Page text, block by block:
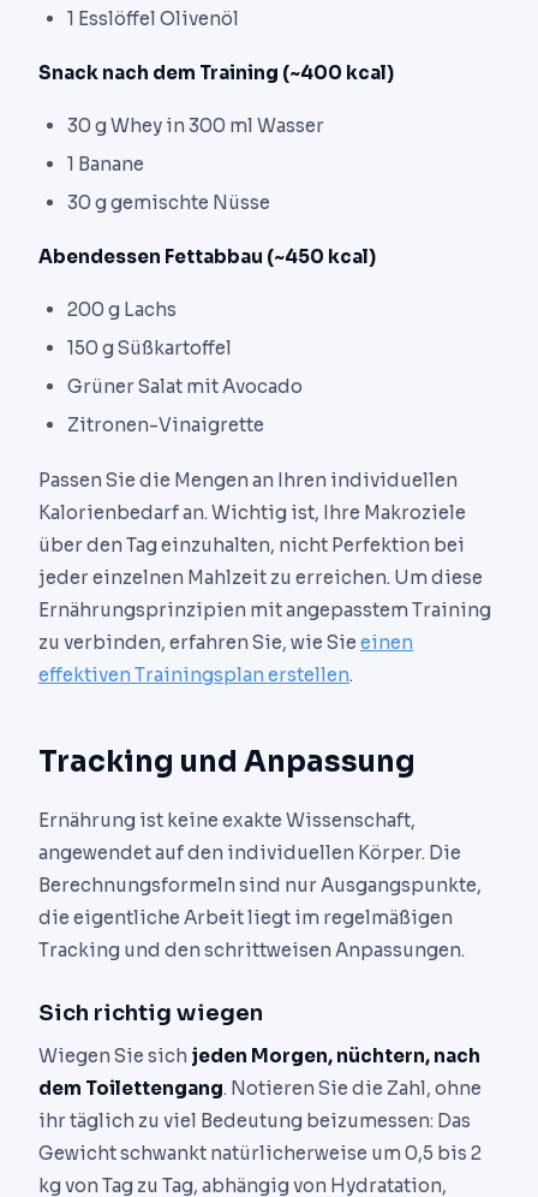
1 Esslöffel Olivenöl
Snack nach dem Training (~400 kcal)
30 g Whey in 300 ml Wasser
1 Banane
30 g gemischte Nüsse
Abendessen Fettabbau (~450 kcal)
200 g Lachs
150 g Süßkartoffel
Grüner Salat mit Avocado
Zitronen-Vinaigrette
Passen Sie die Mengen an Ihren individuellen
Kalorienbedarf an. Wichtig ist, Ihre Makroziele
über den Tag einzuhalten, nicht Perfektion bei
jeder einzelnen Mahlzeit zu erreichen. Um diese
Ernährungsprinzipien mit angepasstem Training
zu verbinden, erfahren Sie, wie Sie einen
effektiven Trainingsplan erstellen.
Tracking und Anpassung
Ernährung ist keine exakte Wissenschaft,
angewendet auf den individuellen Körper. Die
Berechnungsformeln sind nur Ausgangspunkte,
die eigentliche Arbeit liegt im regelmäßigen
Tracking und den schrittweisen Anpassungen.
Sich richtig wiegen
Wiegen Sie sich jeden Morgen, nüchtern, nach
dem Toilettengang. Notieren Sie die Zahl, ohne
ihr täglich zu viel Bedeutung beizumessen: Das
Gewicht schwankt natürlicherweise um 0,5 bis 2
kg von Tag zu Tag, abhängig von Hydratation,